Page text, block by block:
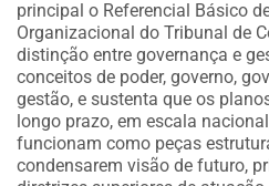
principal o Referencial Básico
Organizacional do Tribunal de
distinção entre governança e
conceitos de poder, governo,
gestão, e sustenta que os
longo prazo, em escala
funcionam como peças
condensarem visão de futuro,